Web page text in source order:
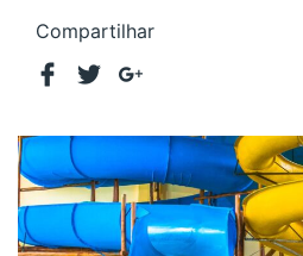
Compartilhar